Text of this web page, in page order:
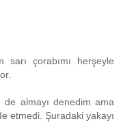
sarı çorabımı herşeyle
de almayı denedim ama
etmedi. Şuradaki yakayı